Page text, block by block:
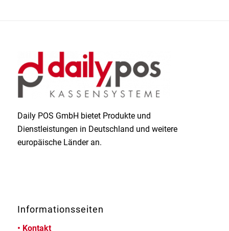
Daily POS GmbH bietet Produkte und
Dienstleistungen in Deutschland und weitere